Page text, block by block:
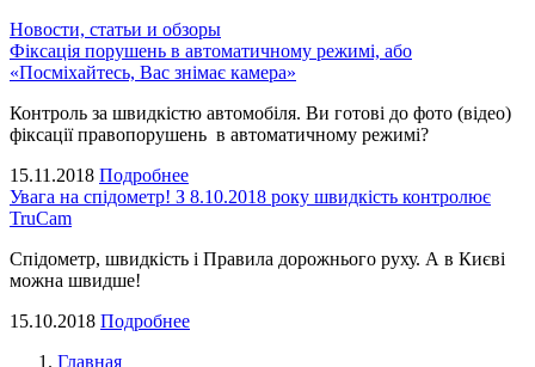
Новости, статьи и обзоры
Фіксація порушень в автоматичному режимі, або
«Посміхайтесь, Вас знімає камера»
Контроль за швидкістю автомобіля. Ви готові до фото (відео)
фіксації правопорушень в автоматичному режимі?
15.11.2018 Подробнее
Увага на спідометр! З 8.10.2018 року швидкість контролює
TruCam
Спідометр, швидкість і Правила дорожнього руху. А в Києві
можна швидше!
15.10.2018 Подробнее
Главная